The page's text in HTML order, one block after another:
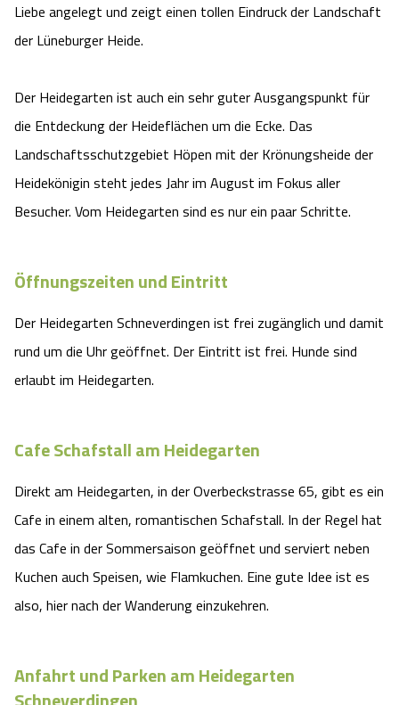
Liebe angelegt und zeigt einen tollen Eindruck der Landschaft
der Lüneburger Heide.
Der Heidegarten ist auch ein sehr guter Ausgangspunkt für
die Entdeckung der Heideflächen um die Ecke. Das
Landschaftsschutzgebiet Höpen mit der Krönungsheide der
Heidekönigin steht jedes Jahr im August im Fokus aller
Besucher. Vom Heidegarten sind es nur ein paar Schritte.
Öffnungszeiten und Eintritt
Der Heidegarten Schneverdingen ist frei zugänglich und damit
rund um die Uhr geöffnet. Der Eintritt ist frei. Hunde sind
erlaubt im Heidegarten.
Cafe Schafstall am Heidegarten
Direkt am Heidegarten, in der Overbeckstrasse 65, gibt es ein
Cafe in einem alten, romantischen Schafstall. In der Regel hat
das Cafe in der Sommersaison geöffnet und serviert neben
Kuchen auch Speisen, wie Flamkuchen. Eine gute Idee ist es
also, hier nach der Wanderung einzukehren.
Anfahrt und Parken am Heidegarten